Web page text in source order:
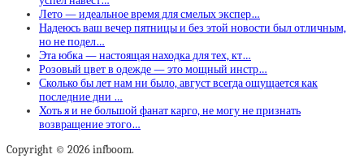
Лето — идеальное время для смелых экспер…
Надеюсь ваш вечер пятницы и без этой новости был отличным,
но не подел…
Эта юбка — настоящая находка для тех, кт…
Розовый цвет в одежде — это мощный инстр…
Сколько бы лет нам ни было, август всегда ощущается как
последние дни …
Хоть я и не большой фанат карго, не могу не признать
возвращение этого…
Copyright © 2026 infboom.